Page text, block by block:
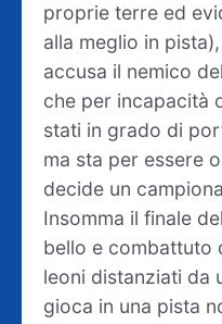
proprie terre ed
alla meglio in
accusa il nemico
che per incapacità
stati in grado di
ma sta per essere
decide un
Insomma il finale
bello e combattuto
leoni distanziati da
gioca in una pista